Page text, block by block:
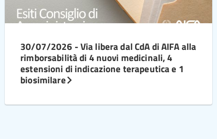
30/07/2026 - Via libera dal CdA di AIFA alla
rimborsabilità di 4 nuovi medicinali, 4
estensioni di indicazione terapeutica e 1
biosimilare